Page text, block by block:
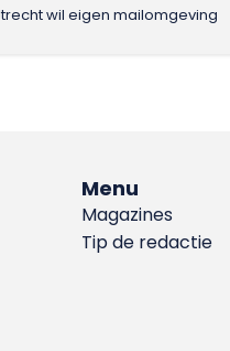
wil eigen mailomgeving
Menu
Magazines
Tip de redactie